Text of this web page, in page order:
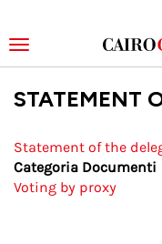
Toggle
navigation
STATEMENT
Statement of the
Categoria Documenti
Voting by proxy